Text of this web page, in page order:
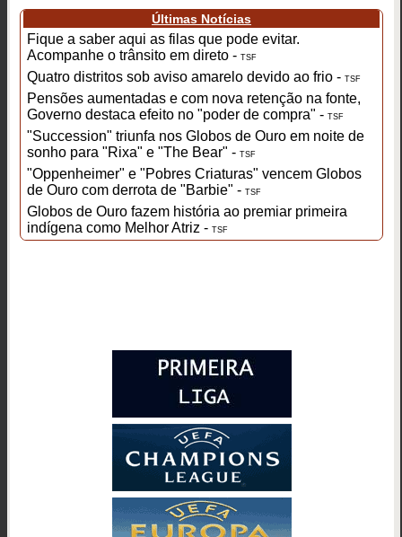
Últimas Notícias
Fique a saber aqui as filas que pode evitar.
Acompanhe o trânsito em direto - TSF
Quatro distritos sob aviso amarelo devido ao frio - TSF
Pensões aumentadas e com nova retenção na fonte,
Governo destaca efeito no "poder de compra" - TSF
"Succession" triunfa nos Globos de Ouro em noite de
sonho para "Rixa" e "The Bear" - TSF
"Oppenheimer" e "Pobres Criaturas" vencem Globos
de Ouro com derrota de "Barbie" - TSF
Globos de Ouro fazem história ao premiar primeira
indígena como Melhor Atriz - TSF